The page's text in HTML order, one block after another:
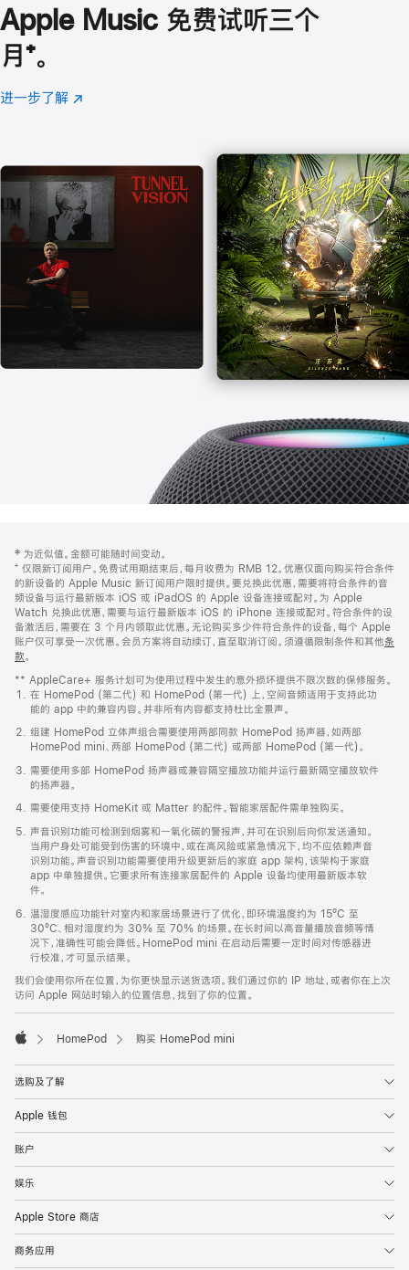
Apple Music 免费试听三个
月 脚
注
⁺。
进一步了解 Apple
(在
口
中
打
开)
页
页
脚
注
‡ 为近似值。金额可能随时间变动。
⁺ 仅限新订阅用户。免费试用期结束后，每月收费为 RMB 12。优惠仅面向购买符合条件
的新设备的 Apple Music 新订阅用户限时提供。要兑换此优惠，需要将符合条件的音
频设备与运行最新版本 iOS 或 iPadOS 的 Apple 设备连接或配对。为 Apple
Watch 兑换此优惠，需要与运行最新版本 iOS 的 iPhone 连接或配对。符合条件的设
备激活后，需要在 3 个月内领取此优惠。无论购买多少件符合条件的设备，每个 Apple
账户仅可享受一次优惠。会员方案将自动续订，直至取消订阅。须遵循限制条件和其他条
款。
窗
口
中
打
开)
** AppleCare+ 服务计划可为使用过程中发生的意外损坏提供不限次数的保修服务。
在 HomePod (第二代) 和 HomePod (第一代) 上，空间音频适用于支持此功
能的 app 中的兼容内容。并非所有内容都支持杜比全景声。
组建 HomePod 立体声组合需要使用两部同款 HomePod 扬声器，如两部
HomePod mini、两部 HomePod (第二代) 或两部 HomePod (第一代)。
需要使用多部 HomePod 扬声器或兼容隔空播放功能并运行最新隔空播放软件
的扬声器。
需要使用支持 HomeKit 或 Matter 的配件。智能家居配件需单独购买。
声音识别功能可检测到烟雾和一氧化碳的警报声，并可在识别后向你发送通知。
当用户身处可能受到伤害的环境中，或在高风险或紧急情况下，均不应依赖声音
识别功能。声音识别功能需要使用升级更新后的家庭 app 架构，该架构于家庭
app 中单独提供。它要求所有连接家居配件的 Apple 设备均使用最新版本软
件。
温湿度感应功能针对室内和家居场景进行了优化，即环境温度约为 15ºC 至
30ºC、相对湿度约为 30% 至 70% 的场景。在长时间以高音量播放音频等情
况下，准确性可能会降低。HomePod mini 在启动后需要一定时间对传感器进
行校准，才可显示结果。
我们会使用你所在位置，为你更快显示送货选项。我们通过你的 IP 地址，或者你在上次
访问 Apple 网站时输入的位置信息，找到了你的位置。
HomePod 购买 HomePod mini
选购及了解
Apple 钱包
账户
娱乐
Apple Store 商店
商务应用